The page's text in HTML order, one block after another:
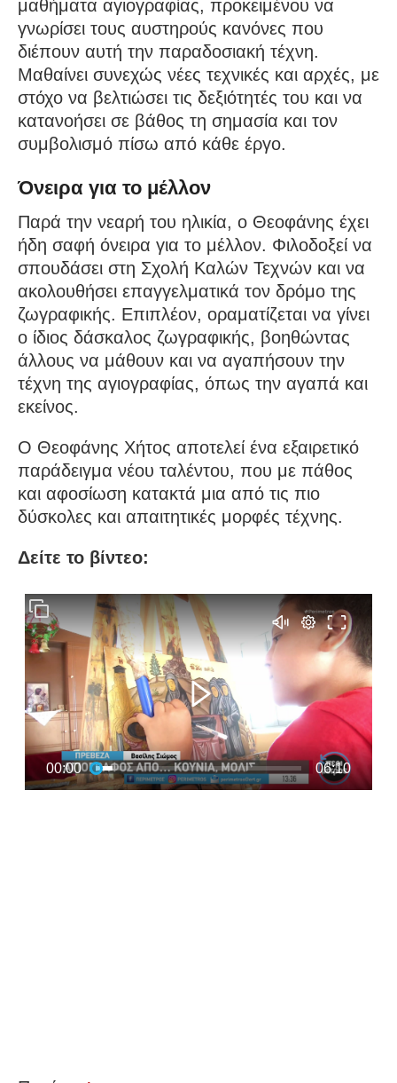
μαθήματα αγιογραφίας, προκειμένου να
γνωρίσει τους αυστηρούς κανόνες που
διέπουν αυτή την παραδοσιακή τέχνη.
Μαθαίνει συνεχώς νέες τεχνικές και αρχές, με
στόχο να βελτιώσει τις δεξιότητές του και να
κατανοήσει σε βάθος τη σημασία και τον
συμβολισμό πίσω από κάθε έργο.
Όνειρα για το μέλλον
Παρά την νεαρή του ηλικία, ο Θεοφάνης έχει
ήδη σαφή όνειρα για το μέλλον. Φιλοδοξεί να
σπουδάσει στη Σχολή Καλών Τεχνών και να
ακολουθήσει επαγγελματικά τον δρόμο της
ζωγραφικής. Επιπλέον, οραματίζεται να γίνει
ο ίδιος δάσκαλος ζωγραφικής, βοηθώντας
άλλους να μάθουν και να αγαπήσουν την
τέχνη της αγιογραφίας, όπως την αγαπά και
εκείνος.
Ο Θεοφάνης Χήτος αποτελεί ένα εξαιρετικό
παράδειγμα νέου ταλέντου, που με πάθος
και αφοσίωση κατακτά μια από τις πιο
δύσκολες και απαιτητικές μορφές τέχνης.
Δείτε το βίντεο: